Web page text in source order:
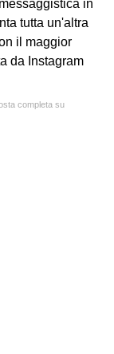
in
tutta un'altra
il maggior
da Instagram
completa su